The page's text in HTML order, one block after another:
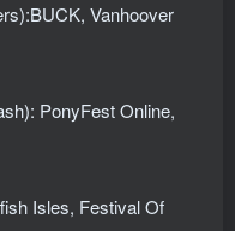
Vanhoover
PonyFest Online,
Isles, Festival Of